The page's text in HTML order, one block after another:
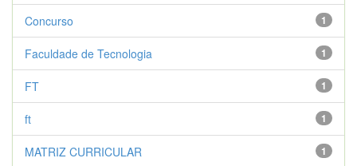
1
Concurso
1
Faculdade de Tecnologia
1
FT
1
ft
1
MATRIZ CURRICULAR